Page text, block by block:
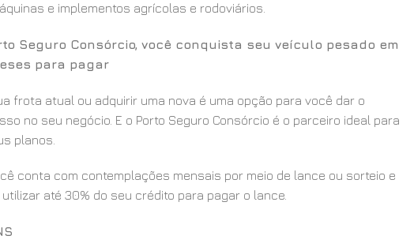
e implementos agrícolas e rodoviários.
Seguro Consórcio, você conquista seu veículo pesado em
para pagar
frota atual ou adquirir uma nova é uma opção para você dar o
no seu negócio. E o Porto Seguro Consórcio é o parceiro ideal para
planos.
conta com contemplações mensais por meio de lance ou sorteio e
até 30% do seu crédito para pagar o lance.